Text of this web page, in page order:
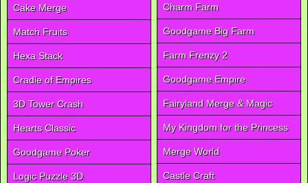
Cake Merge
Match Fruits
Hexa Stack
Cradle of Empires
3D Tower Crash
Hearts Classic
Goodgame Poker
Logic Puzzle 3D
Charm Farm
Goodgame Big Farm
Farm Frenzy 2
Goodgame Empire
Fairyland Merge & Magic
My Kingdom for the Princess
Merge World
Castle Craft